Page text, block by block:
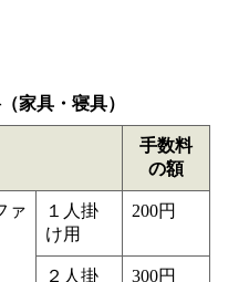
家具・寝具）
手数料
の額
ァ
１人掛
け用
200円
２人掛
300円